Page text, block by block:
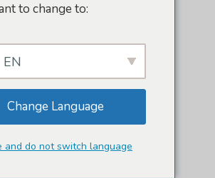
The Meeting
ottobre
to change to:
EN
Change Language
and do not switch language